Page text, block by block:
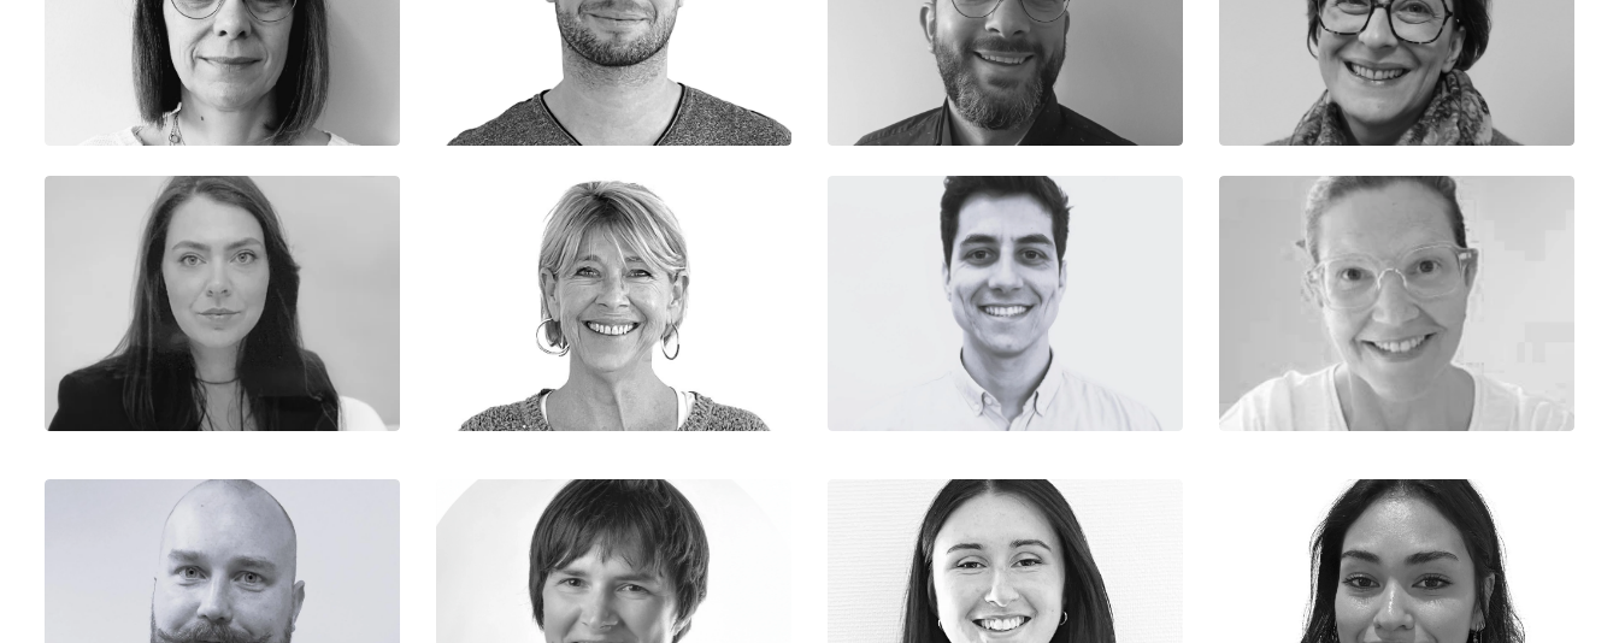
.
Equipe CAO
Référent CEC
Equipe Dirigeante
Responsable Agences BFC
Equipe Dirigeante
Production
Equipe Administrative
Lucie
Dessinatrice Projeteuse
.
Equipe CAO
Nathalie
Adjointe de Direction
Equipe Dirigeante
Cédric
Chargé d’Affaires Principal
Equipe Production
Christelle
Assistante
Administrative et d’Agence
Equipe Administrative
Chargé d’Affaires
Principal
Angélique
Architecte
Aurélie
Chargée d’Affaires
Marie
Assistante Dessinatrice Architecte
d’Intérieur